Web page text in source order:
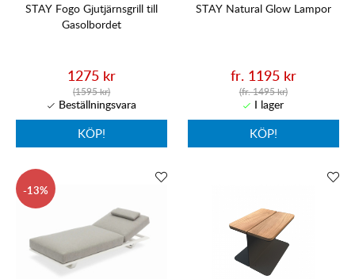
STAY Fogo Gjutjärnsgrill till
Gasolbordet
1275 kr
(1595 kr)
KÖP!
STAY Natural Glow Lampor
fr. 1195 kr
(fr. 1495 kr)
KÖP!
13